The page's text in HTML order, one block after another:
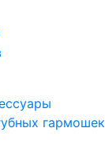
гармошек